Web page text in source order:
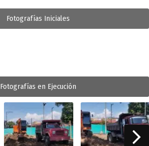
Fotografías Iniciales
Fotografías en Ejecución